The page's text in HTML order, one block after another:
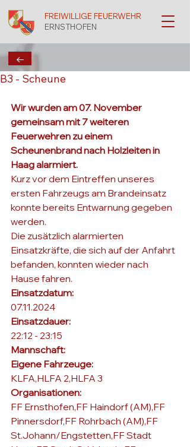
FREIWILLIGE FEUERWEHR
ERNSTHOFEN
B3 - Scheune
Wir wurden am 07. November
gemeinsam mit 7 weiteren
Feuerwehren zu einem
Scheunenbrand nach Holzleiten in
Haag alarmiert.
Kurz vor dem Eintreffen unseres
ersten Fahrzeugs am Brandeinsatz
konnte bereits Entwarnung gegeben
werden.
Die zusätzlich alarmierten
Einsatzkräfte, die sich auf der Anfahrt
befanden, konnten wieder nach
Hause fahren.
Einsatzdatum:
07.11.2024
Einsatzdauer:
22:12 - 23:15
Mannschaft:
Eigene Fahrzeuge:
KLFA,HLFA 2,HLFA 3
Organisationen:
FF Ernsthofen,FF Haindorf (AM),FF
Pinnersdorf,FF Rohrbach (AM),FF
St.Johann/Engstetten,FF Stadt
←